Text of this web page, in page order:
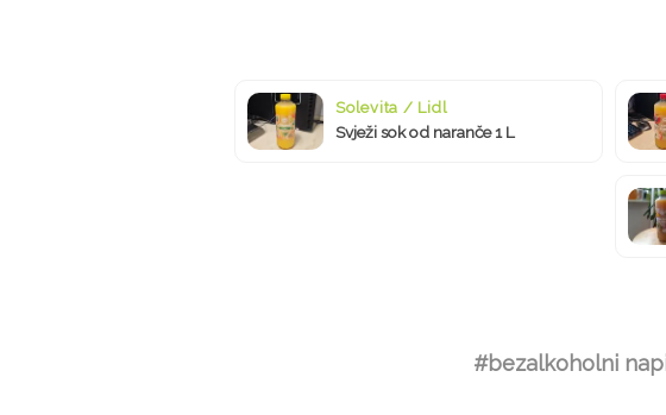
Solevita / Lidl
Svježi sok od naranče 1 L
#bezalkoholni